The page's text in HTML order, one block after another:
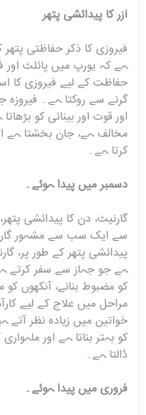
آزر کا پیدائشی پتھر
فیروزی کا ذکر حفاظتی
ہے کہ یورپ میں پائلٹ اور
حفاظت کے لیے فیروزی کا
گرنے سے روکتا ہے۔ فیروزہ
اور قوت اور بینائی کو
مخالف ہے، جان بخشتا ہے
کرتا ہے۔
دسمبر میں پیدا ہوئے۔
گارنیٹ، دن کا پیدائشی
سے ایک سب سے مشہور
پیدائشی پتھر کے طور پر،
ہے جو جہاز سے سفر کرتے
کو مضبوط بنانے، آنکھوں کو
مراحل میں علاج کے لیے
خواتین میں زیادہ نظر آتے
کو بہتر بناتا ہے اور
ڈالتا ہے۔
فروری میں پیدا ہوئے۔